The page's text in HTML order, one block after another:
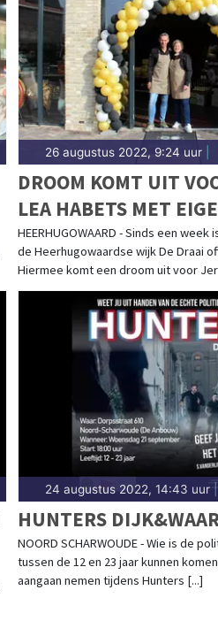
26 augustus 2022, 9:24 uur|
DROOM KOMT UIT
LEA HABETS MET
KAASPALEIS IN DE
HEERHUGOWAARD - Sinds een
de Heerhugowaardse wijk De Draai
Hiermee komt een droom uit voor
24 augustus 2022, 14:43 uur|
HUNTERS
NOORD SCHARWOUDE - Wie is de
tussen de 12 en 23 jaar kunnen
aangaan nemen tijdens Hunters [...]